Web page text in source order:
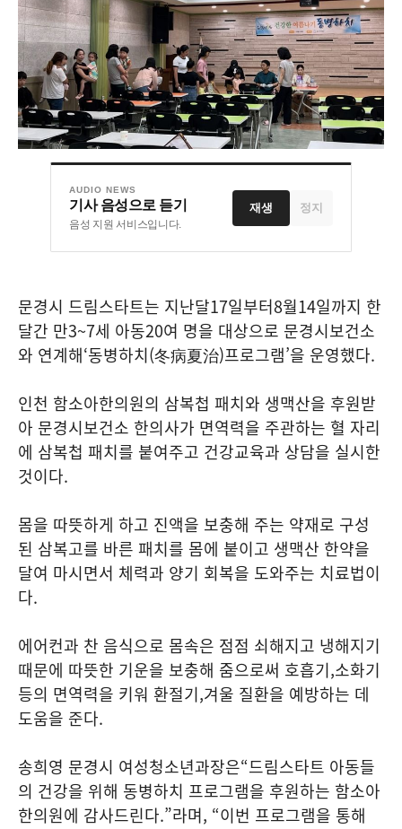
AUDIO NEWS
기사 음성으로 듣기
음성 지원 서비스입니다.
재생 정지
문경시 드림스타트는 지난달17일부터8월14일까지 한
달간 만3~7세 아동20여 명을 대상으로 문경시보건소
와 연계해‘동병하치(冬病夏治)프로그램’을 운영했다.
인천 함소아한의원의 삼복첩 패치와 생맥산을 후원받
아 문경시보건소 한의사가 면역력을 주관하는 혈 자리
에 삼복첩 패치를 붙여주고 건강교육과 상담을 실시한
것이다.
몸을 따뜻하게 하고 진액을 보충해 주는 약재로 구성
된 삼복고를 바른 패치를 몸에 붙이고 생맥산 한약을
달여 마시면서 체력과 양기 회복을 도와주는 치료법이
다.
에어컨과 찬 음식으로 몸속은 점점 쇠해지고 냉해지기
때문에 따뜻한 기운을 보충해 줌으로써 호흡기,소화기
등의 면역력을 키워 환절기,겨울 질환을 예방하는 데
도움을 준다.
송희영 문경시 여성청소년과장은“드림스타트 아동들
의 건강을 위해 동병하치 프로그램을 후원하는 함소아
한의원에 감사드린다.”라며, “이번 프로그램을 통해